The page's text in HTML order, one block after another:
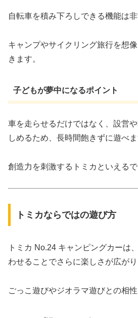
自転車を積み下ろしできる機能は
キャンプやサイクリング旅行を想
きます。
子どもが夢中になるポイント
車を走らせるだけではなく、設営
しめるため、長時間飽きずに遊べま
創造力を刺激するトミカといえるで
トミカならではの遊び方
トミカ No.24 キャンピングカーは
わせることでさらに楽しさが広がり
ごっこ遊びやジオラマ遊びとの相性